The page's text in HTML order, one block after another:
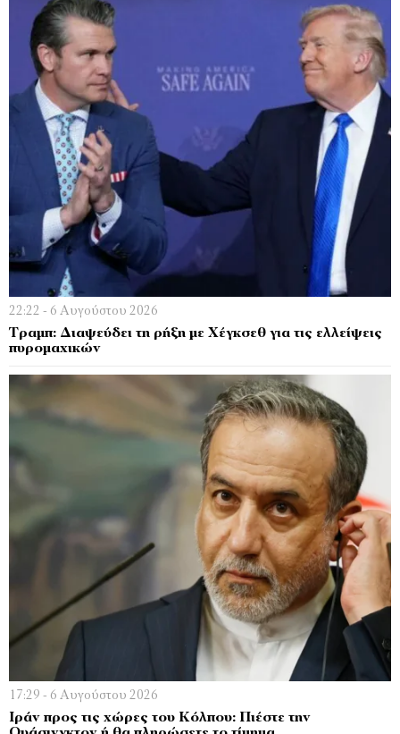
22:22 - 6 Αυγούστου 2026
Τραμπ: Διαψεύδει τη ρήξη με Χέγκσεθ για τις ελλείψεις
πυρομαχικών
17:29 - 6 Αυγούστου 2026
Ιράν προς τις χώρες του Κόλπου: Πιέστε την